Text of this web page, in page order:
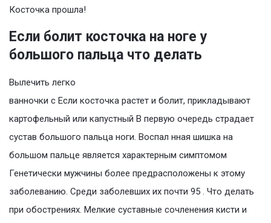
Косточка прошла!
Если болит косточка на ноге у
большого пальца что делать
Вылечить легко
ванночки с Если косточка растет и болит, прикладывают
картофельный или капустный В первую очередь страдает
сустав большого пальца ноги. Воспал нная шишка на
большом пальце является характерным симптомом
Генетически мужчины более предрасположены к этому
заболеванию. Среди заболевших их почти 95 . Что делать
при обострениях. Мелкие суставные сочленения кисти и